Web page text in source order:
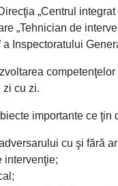
„Centrul
„Tehnician de
Inspectoratului
zi cu zi.
importante ce
cu şi fără
intervenţie;